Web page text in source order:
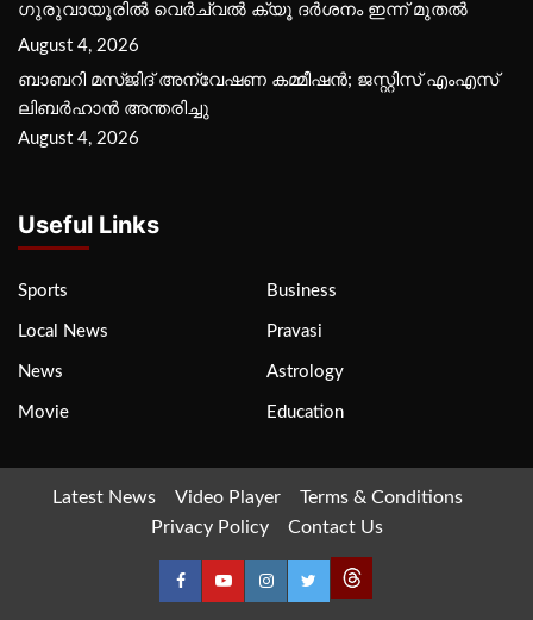
ഗുരുവായൂരില്‍ വെര്‍ച്വല്‍ ക്യൂ ദര്‍ശനം ഇന്ന് മുതല്‍
August 4, 2026
ബാബറി മസ്ജിദ് അന്വേഷണ കമ്മീഷന്‍; ജസ്റ്റിസ് എംഎസ്
ലിബര്‍ഹാന്‍ അന്തരിച്ചു
August 4, 2026
Useful Links
Sports Business
Local News Pravasi
News Astrology
Movie Education
Latest News Video Player
Terms & Conditions
Privacy Policy
Contact Us